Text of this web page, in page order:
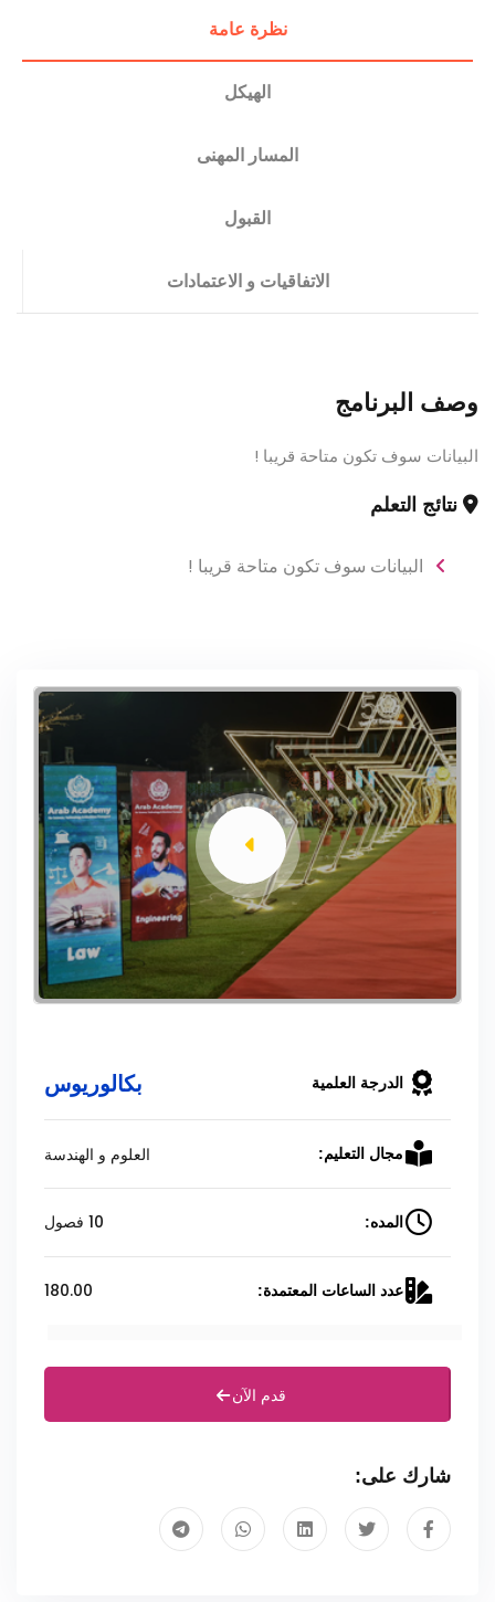
نظرة عامة
الهيكل
المسار المهنى
القبول
الاتفاقيات و الاعتمادات
وصف البرنامج
البيانات سوف تكون متاحة قريبا !
نتائج التعلم
البيانات سوف تكون متاحة قريبا !
الدرجة العلمية بكالوريوس
مجال التعليم: العلوم و الهندسة
المده: 10 فصول
عدد الساعات المعتمدة: 180.00
قدم الآن
شارك على: